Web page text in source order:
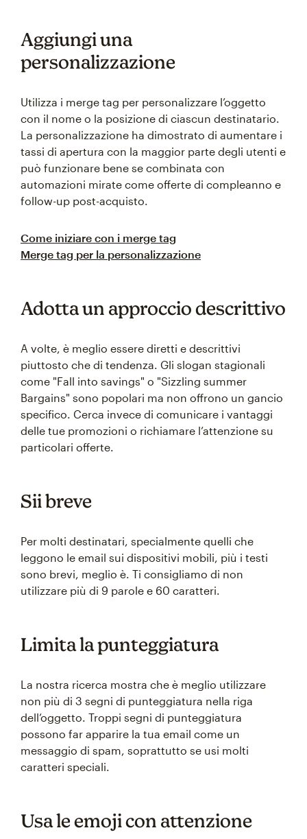
Aggiungi una
personalizzazione
Utilizza i merge tag per personalizzare l’oggetto
con il nome o la posizione di ciascun destinatario.
La personalizzazione ha dimostrato di aumentare i
tassi di apertura con la maggior parte degli utenti e
può funzionare bene se combinata con
automazioni mirate come offerte di compleanno e
follow-up post-acquisto.
Come iniziare con i merge tag
Merge tag per la personalizzazione
Adotta un approccio descrittivo
A volte, è meglio essere diretti e descrittivi
piuttosto che di tendenza. Gli slogan stagionali
come "Fall into savings" o "Sizzling summer
Bargains" sono popolari ma non offrono un gancio
specifico. Cerca invece di comunicare i vantaggi
delle tue promozioni o richiamare l’attenzione su
particolari offerte.
Sii breve
Per molti destinatari, specialmente quelli che
leggono le email sui dispositivi mobili, più i testi
sono brevi, meglio è. Ti consigliamo di non
utilizzare più di 9 parole e 60 caratteri.
Limita la punteggiatura
La nostra ricerca mostra che è meglio utilizzare
non più di 3 segni di punteggiatura nella riga
dell’oggetto. Troppi segni di punteggiatura
possono far apparire la tua email come un
messaggio di spam, soprattutto se usi molti
caratteri speciali.
Usa le emoji con attenzione